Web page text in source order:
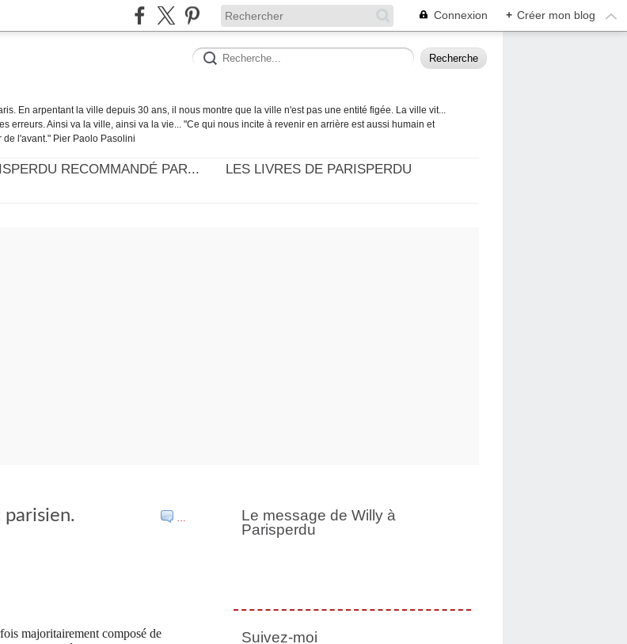
Connexion + Créer mon blog
En arpentant la ville depuis 30 ans, il nous montre que la ville n'est pas une entité figée. La ville vit...
erreurs. Ainsi va la ville, ainsi va la vie... "Ce qui nous incite à revenir en arrière est aussi humain et
l'avant." Pier Paolo Pasolini
RECOMMANDÉ PAR...
LES LIVRES DE PARISPERDU
…
parisien.
majoritairement composé de
Le message de Willy à
Parisperdu
Suivez-moi